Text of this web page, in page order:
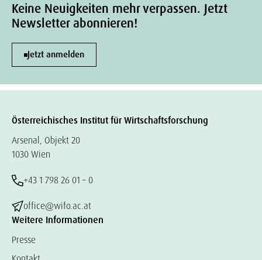
Keine Neuigkeiten mehr verpassen. Jetzt
Newsletter abonnieren!
Jetzt anmelden
Österreichisches Institut für Wirtschaftsforschung
Arsenal, Objekt 20
1030 Wien
+43 1 798 26 01 – 0
office@wifo.ac.at
Weitere Informationen
Presse